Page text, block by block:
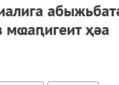
мҩаԥигеит ҳәа